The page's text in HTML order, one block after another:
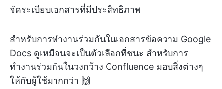
จัดระเบียบเอกสารที่มีประสิทธิภาพ
สำหรับการทำงานร่วมกันในเอกสารข้อความ Google
Docs ดูเหมือนจะเป็นตัวเลือกที่ชนะ สำหรับการ
ทำงานร่วมกันในวงกว้าง Confluence มอบสิ่งต่างๆ
ให้กับผู้ใช้มากกว่า 🙌